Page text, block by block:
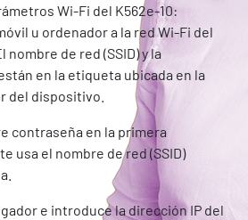
Wi-Fi del K562e-10:
u ordenador a la red Wi-Fi del
nombre de red (SSID) y la
en la etiqueta ubicada en la
del dispositivo.
contraseña en la primera
usa el nombre de red (SSID)
e introduce la dirección IP del